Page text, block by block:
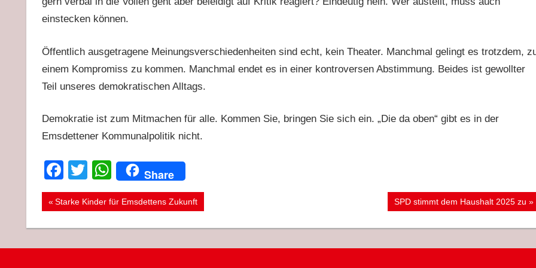
einstecken können.
Öffentlich ausgetragene Meinungsverschiedenheiten sind echt, kein Theater. Manchmal gelingt es trotzdem,
einem Kompromiss zu kommen. Manchmal endet es in einer kontroversen Abstimmung. Beides ist gewollter
Teil unseres demokratischen Alltags.
Demokratie ist zum Mitmachen für alle. Kommen Sie, bringen Sie sich ein. „Die da oben“ gibt es in der
Emsdettener Kommunalpolitik nicht.
Facebook
Twitter
WhatsApp
Share
Beitragsnavigation
Vorheriger
Starke Kinder für Emsdettens Zukunft
Nächster
SPD stimmt dem Haushalt 2025 zu